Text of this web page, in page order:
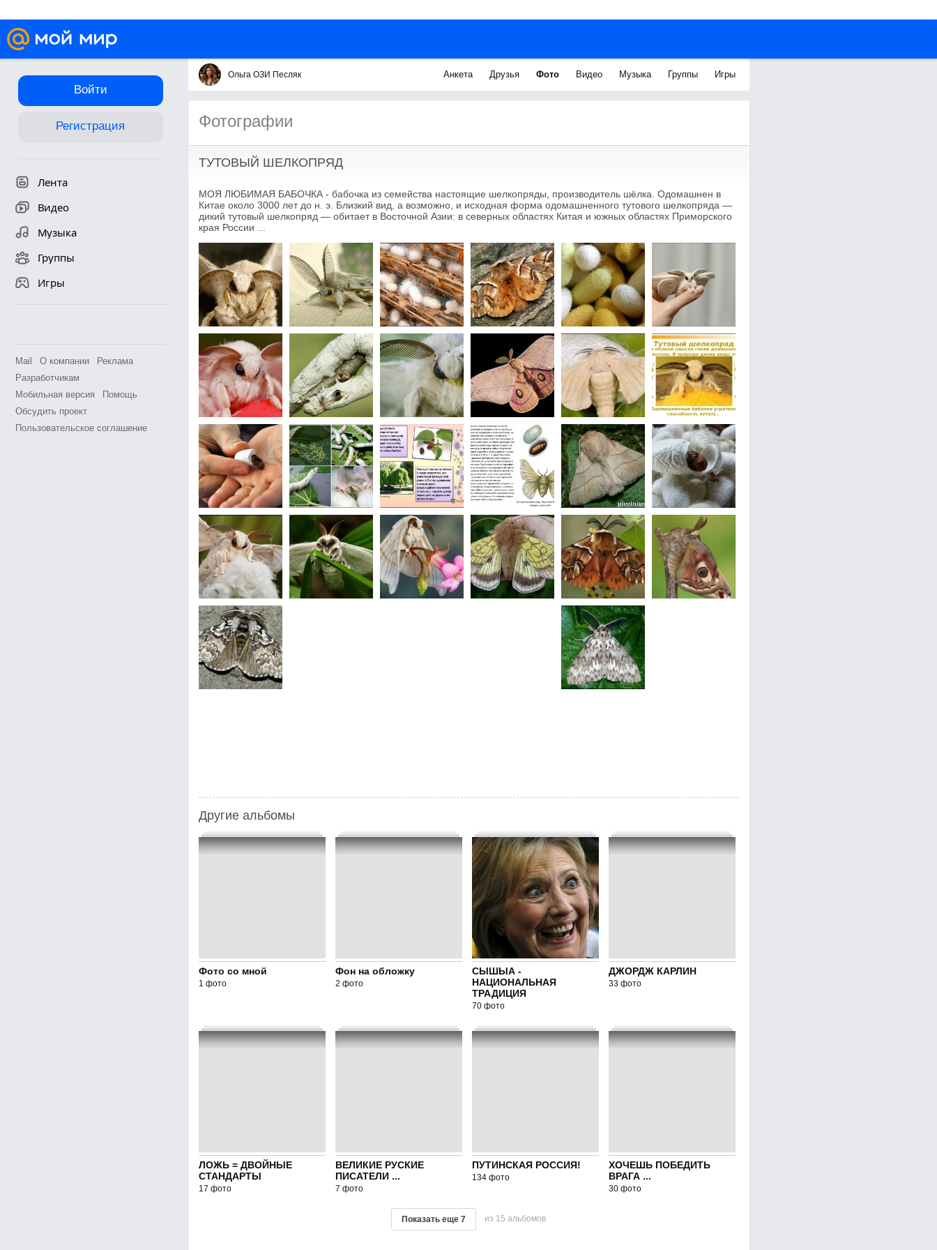
Войти
Регистрация
Лента
Видео
Музыка
Группы
Игры
Mail О компании
Реклама
Разработчикам
Мобильная версия
Помощь
Обсудить проект
Пользовательское соглашение
Ольга ОЗИ Песляк Анкета Друзья Фото Видео Музыка Группы Игры
Фотографии
ТУТОВЫЙ ШЕЛКОПРЯД
МОЯ ЛЮБИМАЯ БАБОЧКА - бабочка из семейства настоящие шелкопряды, производитель шёлка. Одомашнен в
Китае около 3000 лет до н. э. Близкий вид, а возможно, и исходная форма одомашненного тутового шелкопряда —
дикий тутовый шелкопряд — обитает в Восточной Азии: в северных областях Китая и южных областях Приморского
края России ...
Другие альбомы
Фото со мной
1 фото
Фон на обложку
2 фото
СЫШЫА -
НАЦИОНАЛЬНАЯ
ТРАДИЦИЯ
70 фото
ДЖОРДЖ КАРЛИН
33 фото
ЛОЖЬ = ДВОЙНЫЕ
СТАНДАРТЫ
17 фото
ВЕЛИКИЕ РУСКИЕ
ПИСАТЕЛИ ...
7 фото
ПУТИНСКАЯ РОССИЯ!
134 фото
ХОЧЕШЬ ПОБЕДИТЬ
ВРАГА ...
30 фото
Показать еще 7 из 15 альбомов